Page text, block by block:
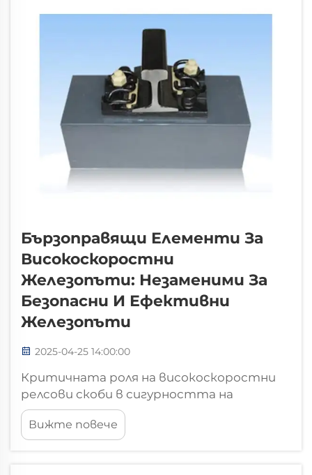
предотвратявайки тяхното
Бързоправящи Елементи За
Високоскоростни
Железопъти: Незаменими За
Безопасни И Ефективни
Железопъти
2025-04-25 14:00:00
Критичната роля на високоскоростни
релсови скоби в сигурността на
железопътните линии. Устойчивост на
вибрации при екстремни работни
условия. Когато високоскоростните
Вижте повече